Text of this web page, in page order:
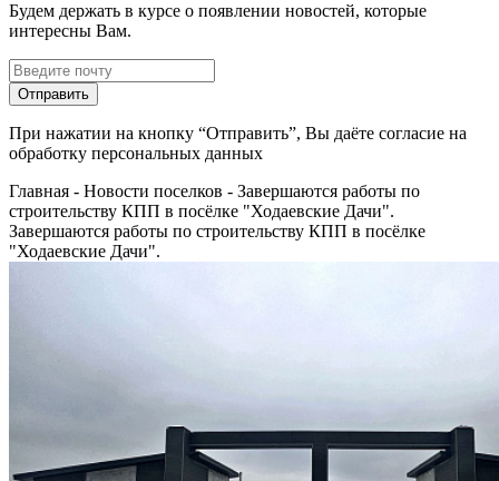
Будем держать в курсе о появлении новостей, которые
интересны Вам.
Отправить
При нажатии на кнопку “Отправить”, Вы даёте согласие на
обработку персональных данных
Главная - Новости поселков - Завершаются работы по
строительству КПП в посёлке "Ходаевские Дачи".
Завершаются работы по строительству КПП в посёлке
"Ходаевские Дачи".